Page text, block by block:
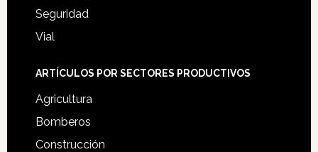
Seguridad
Vial
ARTÍCULOS POR SECTORES PRODUCTIVOS
Agricultura
Bomberos
Construcción